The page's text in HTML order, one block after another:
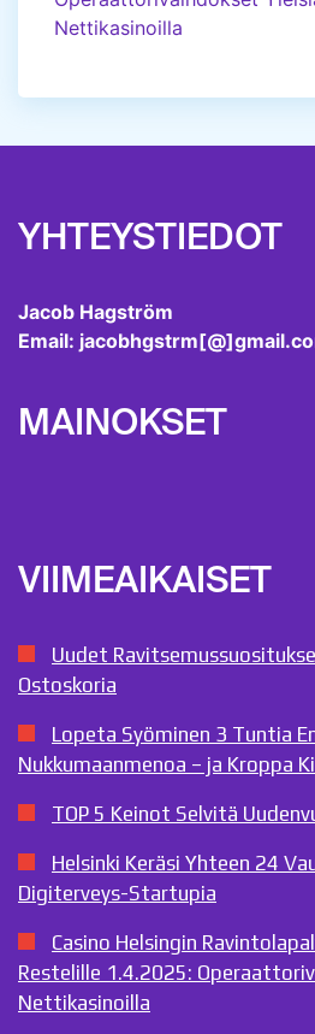
Nettikasinoilla
YHTEYSTIEDOT
Jacob Hagström
Email:
MAINOKSET
VIIMEAIKAISET
Uudet
Ostoskoria
Lopeta Syöminen 3 Tuntia
Nukkumaanmenoa – ja Kroppa
TOP 5 Keinot Selvitä
Helsinki Keräsi Yhteen 24
Digiterveys-Startupia
Casino Helsingin
Restelille 1.4.2025:
Nettikasinoilla